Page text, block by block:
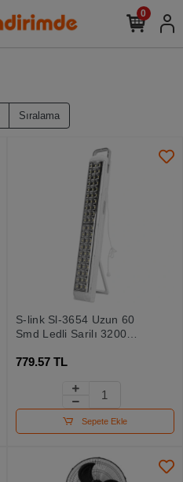
0
Sıralama
S-link Sl-3654 Uzun 60
Smd Ledli Şarjlı 3200
779.57 TL
Sepete Ekle